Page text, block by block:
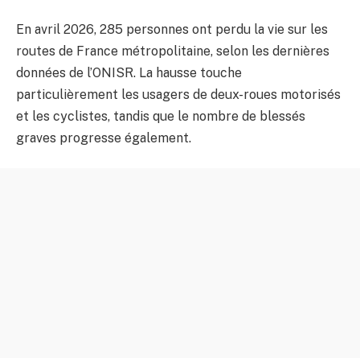
En avril 2026, 285 personnes ont perdu la vie sur les
routes de France métropolitaine, selon les dernières
données de l’ONISR. La hausse touche
particulièrement les usagers de deux-roues motorisés
et les cyclistes, tandis que le nombre de blessés
graves progresse également.